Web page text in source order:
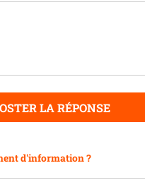
LA RÉPONSE
d'information ?